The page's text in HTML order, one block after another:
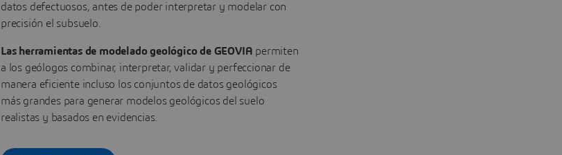
datos defectuosos, antes de poder interpretar y modelar con
precisión el subsuelo.
Las herramientas de modelado geológico de GEOVIA permiten
a los geólogos combinar, interpretar, validar y perfeccionar de
manera eficiente incluso los conjuntos de datos geológicos
más grandes para generar modelos geológicos del suelo
realistas y basados en evidencias.